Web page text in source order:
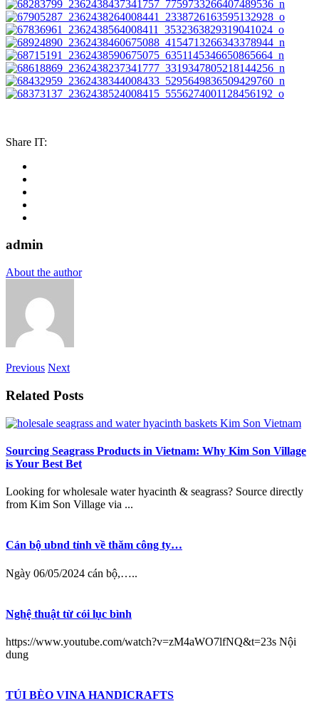
Share IT:
admin
About the author
Previous Next
Related Posts
Sourcing Seagrass Products in Vietnam: Why Kim Son Village
is Your Best Bet
Looking for wholesale water hyacinth & seagrass? Source directly
from Kim Son Village via ...
Cán bộ ubnd tỉnh về thăm công ty…
Ngày 06/05/2024 cán bộ,…..
Nghệ thuật từ cói lục bình
https://www.youtube.com/watch?v=zM4aWO7lfNQ&t=23s Nội
dung
TÚI BÈO VINA HANDICRAFTS